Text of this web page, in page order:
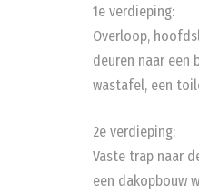
1e verdieping:
Overloop,
deuren naar een
wastafel, een
2e verdieping:
Vaste trap naar
een dakopbouw